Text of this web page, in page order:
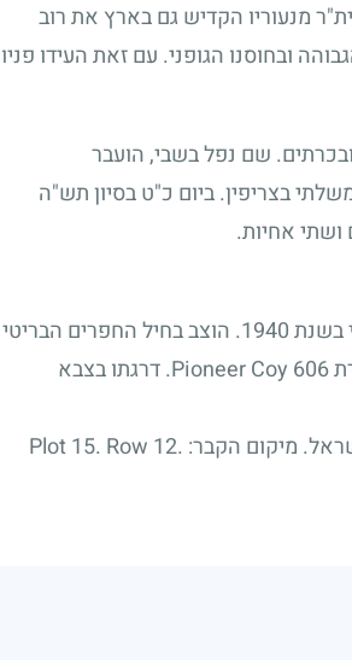
מנעוריו הקדיש גם בארץ את רוב
ובחוסנו הגופני. עם זאת העידו פניו
שם נפל בשבי, הועבר
בצריפין. ביום כ"ט בסיון תש"ה
ושתי אחיות.
(P.c. - Pioneer Corps) ביחידת 605 Pioneer Coy. מקצועו הצבאי - חפר. בהמשך הועבר ליחידת 606 Pioneer Coy. דרגתו בצבא
הובא למנוחות עולמים בבית הקברות הצבאי TEL AVIV (NAHLAT YITZHAK) CEMETERY, ישראל. מיקום הקבר: Plot 15. Row 12.